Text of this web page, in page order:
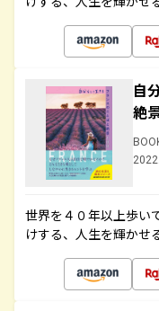
自
絶
世界を４０年以上歩い
けする、人生を輝かせ